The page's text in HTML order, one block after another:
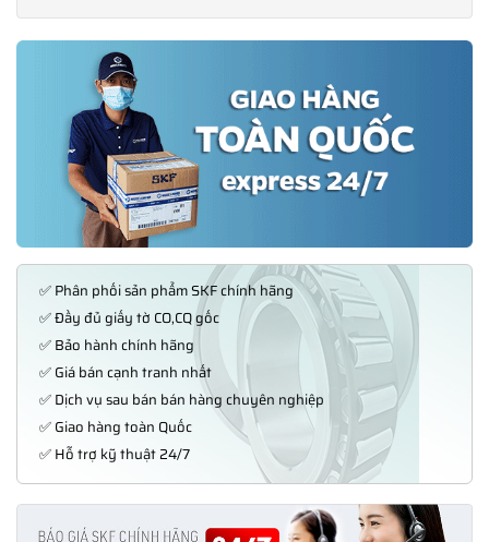
✅ Phân phối sản phẩm SKF chính hãng
✅ Đầy đủ giấy tờ CO,CQ gốc
✅ Bảo hành chính hãng
✅ Giá bán cạnh tranh nhất
✅ Dịch vụ sau bán bán hàng chuyên nghiệp
✅ Giao hàng toàn Quốc
✅ Hỗ trợ kỹ thuật 24/7